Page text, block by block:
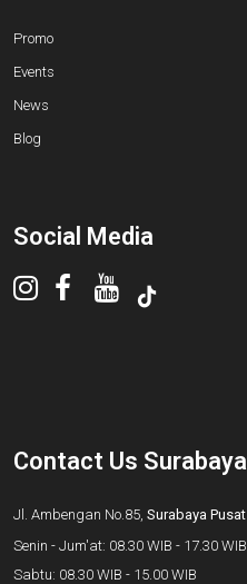
Promo
Events
News
Blog
Social Media
Contact Us Surabaya
Jl. Ambengan No.85, Surabaya Pusat
Senin - Jum'at: 08.30 WIB - 17.30 WIB
Sabtu: 08.30 WIB - 15.00 WIB